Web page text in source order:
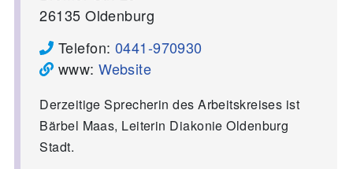
26135 Oldenburg
Telefon: 0441-970930
www:Website
Derzeitige Sprecherin des Arbeitskreises ist
Bärbel Maas, Leiterin Diakonie Oldenburg
Stadt.